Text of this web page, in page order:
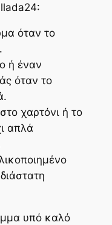
όταν το
ή έναν
όταν το
χαρτόνι ή το
απλά
υπό καλό